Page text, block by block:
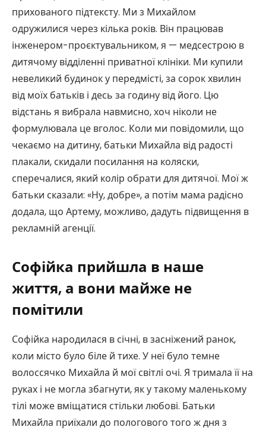
прихованого підтексту. Ми з Михайлом
одружилися через кілька років. Він працював
інженером-проєктувальником, я — медсестрою в
дитячому відділенні приватної клініки. Ми купили
невеликий будинок у передмісті, за сорок хвилин
від моїх батьків і десь за годину від його. Цю
відстань я вибрала навмисно, хоч ніколи не
формулювала це вголос. Коли ми повідомили, що
чекаємо на дитину, батьки Михайла від радості
плакали, скидали посилання на коляски,
сперечалися, який колір обрати для дитячої. Мої ж
батьки сказали: «Ну, добре», а потім мама радісно
додала, що Артему, можливо, дадуть підвищення в
рекламній агенції.
Софійка прийшла в наше
життя, а вони майже не
помітили
Софійка народилася в січні, в засніжений ранок,
коли місто було біле й тихе. У неї було темне
волоссячко Михайла й мої світлі очі. Я тримала її на
руках і не могла збагнути, як у такому маленькому
тілі може вміщатися стільки любові. Батьки
Михайла приїхали до пологового того ж дня з